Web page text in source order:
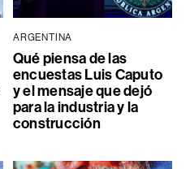
ARGENTINA
Qué piensa de las
encuestas Luis Caputo
y el mensaje que dejó
para la industria y la
construcción